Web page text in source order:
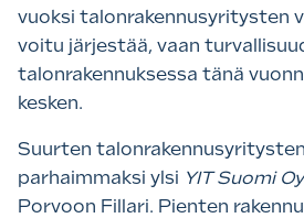
vuoksi talonrakennusyritysten
voitu järjestää, vaan
talonrakennuksessa tänä
kesken.
Suurten
parhaimmaksi ylsi YIT Suomi
Porvoon Fillari. Pienten